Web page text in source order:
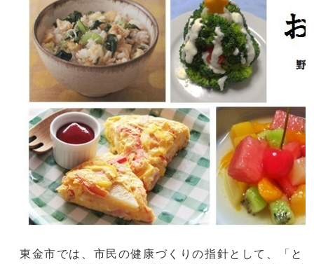
東金市では、市民の健康づくりの指針として、「と